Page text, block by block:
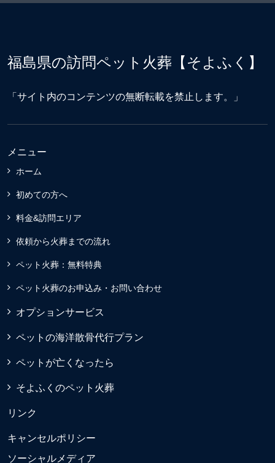
福島県の訪問ペット火葬【そよふく】
「サイト内のコンテンツの無断転載を禁止します。」
メニュー
ホーム
初めての方へ
料金&訪問エリア
依頼から火葬までの流れ
ペット火葬：無料特典
ペット火葬のお申込み・お問い合わせ
オプションサービス
ペットの海洋散骨代行プラン
ペットが亡くなったら
そよふくのペット火葬
リンク
キャンセルポリシー
ソーシャルメディア